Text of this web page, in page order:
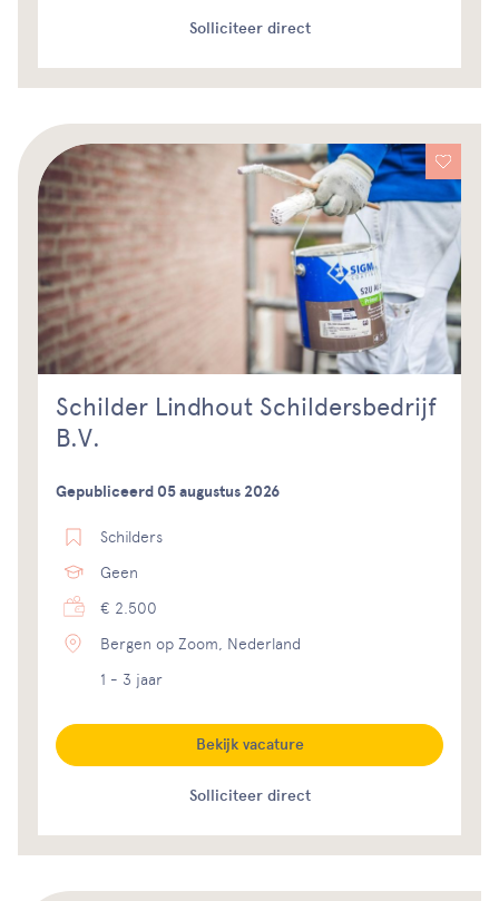
Solliciteer direct
Schilder Lindhout Schildersbedrijf
B.V.
Gepubliceerd 05 augustus 2026
Schilders
Geen
€ 2.500
Bergen op Zoom, Nederland
1 - 3 jaar
Solliciteer direct
Bekijk vacature